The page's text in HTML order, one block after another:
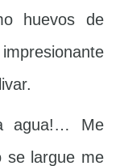
huevos de
agua!… Me
se largue me